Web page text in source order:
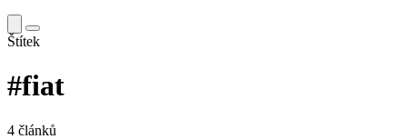
Štítek
#fiat
4 článků